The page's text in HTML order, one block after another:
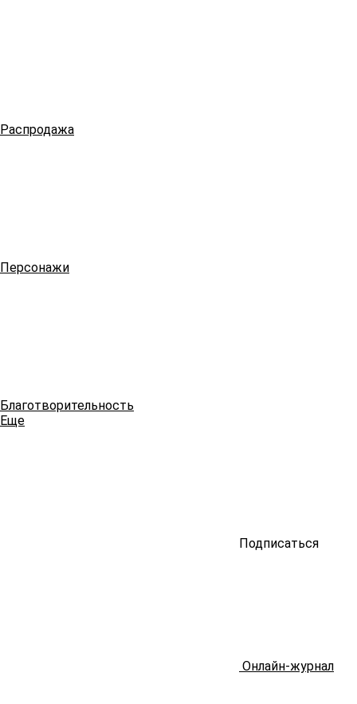
Распродажа
Персонажи
Благотворительность
Еще
Подписаться
Онлайн-журнал